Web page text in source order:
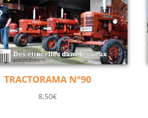
TRACTORAMA N°90
8,50€